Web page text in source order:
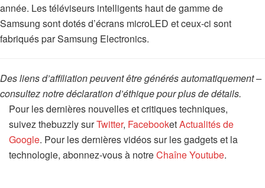
année. Les téléviseurs intelligents haut de gamme de
Samsung sont dotés d’écrans microLED et ceux-ci sont
fabriqués par Samsung Electronics.
Des liens d’affiliation peuvent être générés automatiquement –
consultez notre déclaration d’éthique pour plus de détails.
Pour les dernières nouvelles et critiques techniques,
suivez thebuzzly surTwitter, FacebooketActualités de
Google. Pour les dernières vidéos sur les gadgets et la
technologie, abonnez-vous à notreChaîne Youtube.